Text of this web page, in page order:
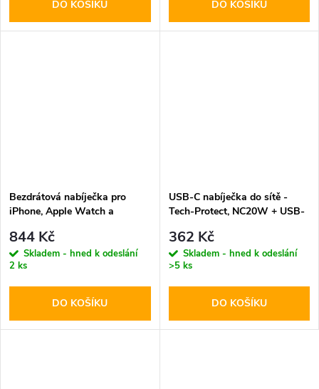
DO KOŠÍKU DO KOŠÍKU
Bezdrátová nabíječka pro
iPhone, Apple Watch a
QI15W-A47 Wireless Charger
Black
844 Kč
Skladem - hned k odeslání
2 ks
DO KOŠÍKU
USB-C nabíječka do sítě -
Tech-Protect, NC20W + USB-
362 Kč
Skladem - hned k odeslání
>5 ks
DO KOŠÍKU